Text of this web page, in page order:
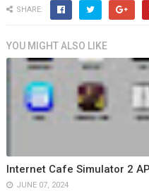
SHARE:
YOU MIGHT ALSO LIKE
Internet Cafe Simulator 2
JUNE 07, 2024